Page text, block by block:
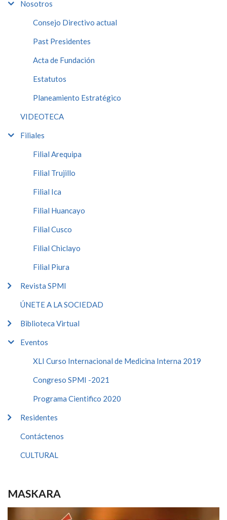
Nosotros
Consejo Directivo actual
Past Presidentes
Acta de Fundación
Estatutos
Planeamiento Estratégico
VIDEOTECA
Filiales
Filial Arequipa
Filial Trujillo
Filial Ica
Filial Huancayo
Filial Cusco
Filial Chiclayo
Filial Piura
Revista SPMI
ÚNETE A LA SOCIEDAD
Biblioteca Virtual
Eventos
XLI Curso Internacional de Medicina Interna 2019
Congreso SPMI -2021
Programa Cientifico 2020
Residentes
Contáctenos
CULTURAL
MASKARA